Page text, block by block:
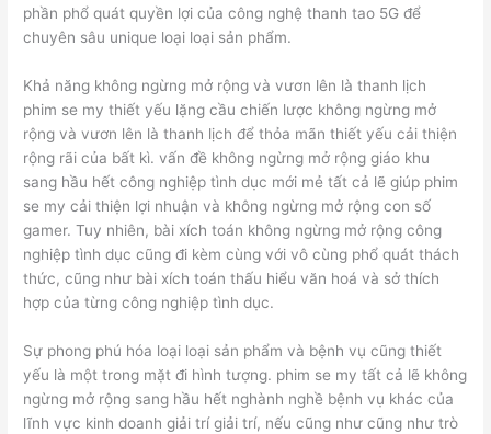
phần phổ quát quyền lợi của công nghệ thanh tao 5G để
chuyên sâu unique loại loại sản phẩm.
Khả năng không ngừng mở rộng và vươn lên là thanh lịch
phim se my thiết yếu lặng cầu chiến lược không ngừng mở
rộng và vươn lên là thanh lịch để thỏa mãn thiết yếu cải thiện
rộng rãi của bất kì. vấn đề không ngừng mở rộng giáo khu
sang hầu hết công nghiệp tình dục mới mẻ tất cả lẽ giúp phim
se my cải thiện lợi nhuận và không ngừng mở rộng con số
gamer. Tuy nhiên, bài xích toán không ngừng mở rộng công
nghiệp tình dục cũng đi kèm cùng với vô cùng phổ quát thách
thức, cũng như bài xích toán thấu hiểu văn hoá và sở thích
hợp của từng công nghiệp tình dục.
Sự phong phú hóa loại loại sản phẩm và bệnh vụ cũng thiết
yếu là một trong mặt đi hình tượng. phim se my tất cả lẽ không
ngừng mở rộng sang hầu hết nghành nghề bệnh vụ khác của
lĩnh vực kinh doanh giải trí giải trí, nếu cũng như cũng như trò